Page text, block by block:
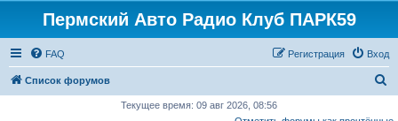
Пермский Авто Радио Клуб ПАРК59
FAQ Вход
Регистрация
Список форумов
Текущее время: 09 авг 2026, 08:56